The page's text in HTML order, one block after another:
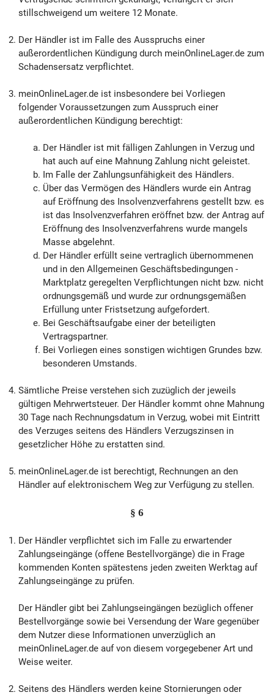
stillschweigend um weitere 12 Monate.
Der Händler ist im Falle des Ausspruchs einer
außerordentlichen Kündigung durch meinOnlineLager.de zum
Schadensersatz verpflichtet.
meinOnlineLager.de ist insbesondere bei Vorliegen
folgender Voraussetzungen zum Ausspruch einer
außerordentlichen Kündigung berechtigt:
Der Händler ist mit fälligen Zahlungen in Verzug und
hat auch auf eine Mahnung Zahlung nicht geleistet.
Im Falle der Zahlungsunfähigkeit des Händlers.
Über das Vermögen des Händlers wurde ein Antrag
auf Eröffnung des Insolvenzverfahrens gestellt bzw. es
ist das Insolvenzverfahren eröffnet bzw. der Antrag auf
Eröffnung des Insolvenzverfahrens wurde mangels
Masse abgelehnt.
Der Händler erfüllt seine vertraglich übernommenen
und in den Allgemeinen Geschäftsbedingungen -
Marktplatz geregelten Verpflichtungen nicht bzw. nicht
ordnungsgemäß und wurde zur ordnungsgemäßen
Erfüllung unter Fristsetzung aufgefordert.
Bei Geschäftsaufgabe einer der beteiligten
Vertragspartner.
Bei Vorliegen eines sonstigen wichtigen Grundes bzw.
besonderen Umstands.
Sämtliche Preise verstehen sich zuzüglich der jeweils
gültigen Mehrwertsteuer. Der Händler kommt ohne Mahnung
30 Tage nach Rechnungsdatum in Verzug, wobei mit Eintritt
des Verzuges seitens des Händlers Verzugszinsen in
gesetzlicher Höhe zu erstatten sind.
meinOnlineLager.de ist berechtigt, Rechnungen an den
Händler auf elektronischem Weg zur Verfügung zu stellen.
§ 6
Der Händler verpflichtet sich im Falle zu erwartender
Zahlungseingänge (offene Bestellvorgänge) die in Frage
kommenden Konten spätestens jeden zweiten Werktag auf
Zahlungseingänge zu prüfen.
Der Händler gibt bei Zahlungseingängen bezüglich offener
Bestellvorgänge sowie bei Versendung der Ware gegenüber
dem Nutzer diese Informationen unverzüglich an
meinOnlineLager.de auf von diesem vorgegebener Art und
Weise weiter.
Seitens des Händlers werden keine Stornierungen oder